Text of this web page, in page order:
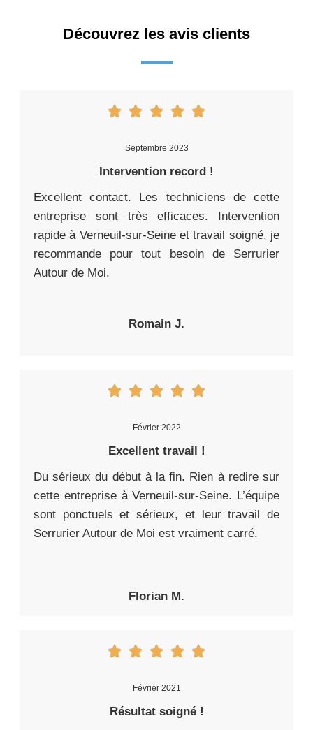
Découvrez les avis clients
Septembre 2023
Intervention record !
Excellent contact. Les techniciens de cette
entreprise sont très efficaces. Intervention
rapide à Verneuil-sur-Seine et travail soigné, je
recommande pour tout besoin de Serrurier
Autour de Moi.
Romain J.
Février 2022
Excellent travail !
Du sérieux du début à la fin. Rien à redire sur
cette entreprise à Verneuil-sur-Seine. L’équipe
sont ponctuels et sérieux, et leur travail de
Serrurier Autour de Moi est vraiment carré.
Florian M.
Février 2021
Résultat soigné !